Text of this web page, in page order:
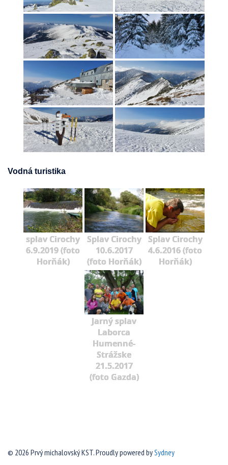
Vodná turistika
splav Cirochy
6.9.2019 (foto
Horňák)
Splav Cirochy
10.6.2017
(foto Horňák)
Splav Cirochy
4.6.2016 (foto
Horňák)
Jarný splav
Laborca
Humenné-
Strážske
21.5.2017
(foto Gazda)
© 2026 Prvý michalovský KST. Proudly powered bySydney